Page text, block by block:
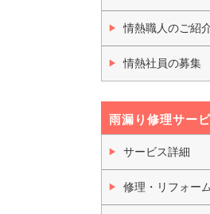
情熱職人のご紹
情熱社員の募集
雨漏り修理サー
サービス詳細
修理・リフォー